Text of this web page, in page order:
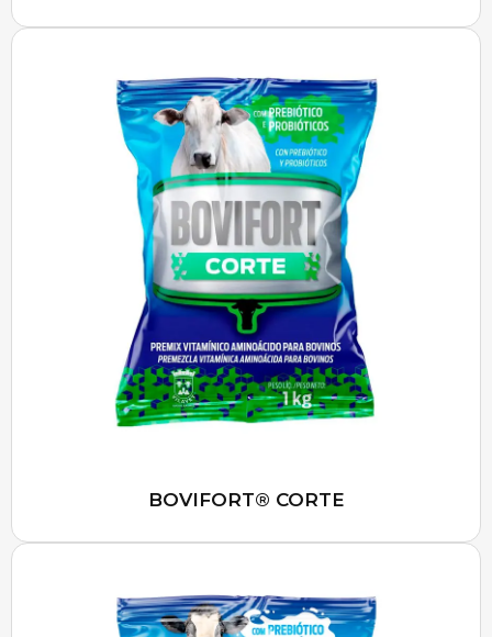
BOVIFORT® CORTE